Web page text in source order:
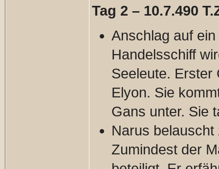
Tag 2 – 10.7.490
Anschlag auf
Handelsschiff
Seeleute. Erster
Elyon. Sie
Gans unter. Sie
Narus
Zumindest der